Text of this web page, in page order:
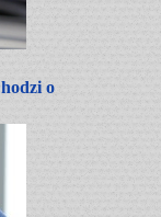
o